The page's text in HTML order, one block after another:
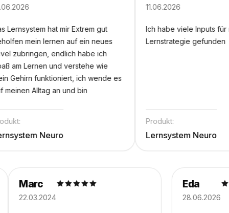
hat mir Extrem gut
mein lernen auf ein neues
endlich habe ich
Lernen und verstehe wie
funktioniert, ich wende es
Alltag an und bin
Neuro
11.06.2026
Ich habe viele Inputs für
Lernstrategie gefunden
Produkt:
Lernsystem Neuro
Marc
22.03.2024